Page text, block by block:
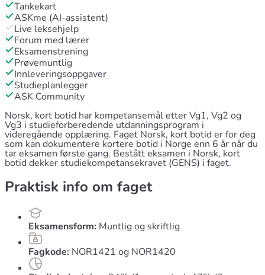
Tankekart
ASKme (AI-assistent)
Live leksehjelp
Forum med lærer
Eksamenstrening
Prøvemuntlig
Innleveringsoppgaver
Studieplanlegger
ASK Community
Norsk, kort botid har kompetansemål etter Vg1, Vg2 og
Vg3 i studieforberedende utdanningsprogram i
videregående opplæring. Faget Norsk, kort botid er for deg
som kan dokumentere kortere botid i Norge enn 6 år når du
tar eksamen første gang. Bestått eksamen i Norsk, kort
botid dekker studiekompetansekravet (GENS) i faget.
Praktisk info om faget
Eksamensform: Muntlig og skriftlig
Fagkode: NOR1421 og NOR1420